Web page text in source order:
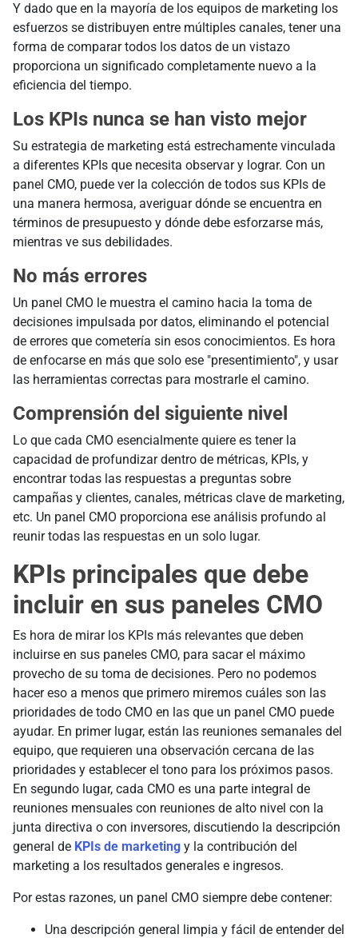
Y dado que en la mayoría de los equipos de marketing los
esfuerzos se distribuyen entre múltiples canales, tener una
forma de comparar todos los datos de un vistazo
proporciona un significado completamente nuevo a la
eficiencia del tiempo.
Los KPIs nunca se han visto mejor
Su estrategia de marketing está estrechamente vinculada
a diferentes KPIs que necesita observar y lograr. Con un
panel CMO, puede ver la colección de todos sus KPIs de
una manera hermosa, averiguar dónde se encuentra en
términos de presupuesto y dónde debe esforzarse más,
mientras ve sus debilidades.
No más errores
Un panel CMO le muestra el camino hacia la toma de
decisiones impulsada por datos, eliminando el potencial
de errores que cometería sin esos conocimientos. Es hora
de enfocarse en más que solo ese "presentimiento", y usar
las herramientas correctas para mostrarle el camino.
Comprensión del siguiente nivel
Lo que cada CMO esencialmente quiere es tener la
capacidad de profundizar dentro de métricas, KPIs, y
encontrar todas las respuestas a preguntas sobre
campañas y clientes, canales, métricas clave de marketing,
etc. Un panel CMO proporciona ese análisis profundo al
reunir todas las respuestas en un solo lugar.
KPIs principales que debe
incluir en sus paneles CMO
Es hora de mirar los KPIs más relevantes que deben
incluirse en sus paneles CMO, para sacar el máximo
provecho de su toma de decisiones. Pero no podemos
hacer eso a menos que primero miremos cuáles son las
prioridades de todo CMO en las que un panel CMO puede
ayudar. En primer lugar, están las reuniones semanales del
equipo, que requieren una observación cercana de las
prioridades y establecer el tono para los próximos pasos.
En segundo lugar, cada CMO es una parte integral de
reuniones mensuales con reuniones de alto nivel con la
junta directiva o con inversores, discutiendo la descripción
general de KPIs de marketing y la contribución del
marketing a los resultados generales e ingresos.
Por estas razones, un panel CMO siempre debe contener:
Una descripción general limpia y fácil de entender del